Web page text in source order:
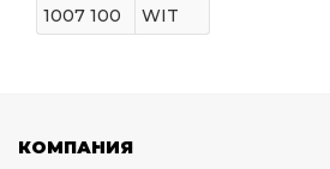
1007 100 WIT
КОМПАНИЯ